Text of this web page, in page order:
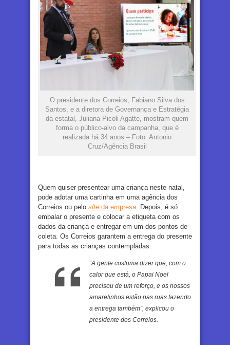
O presidente dos Correios, Fabiano Silva dos
Santos, e a diretora de Governança e Estratégia
da estatal, Juliana Picoli Agatte, mostram quem
forma o público-alvo da campanha, que é
realizada há 34 anos – Foto: Antonio
Cruz/Agência Brasil
Quem quiser presentear uma criança neste natal,
pode adotar uma cartinha em uma agência dos
Correios ou pelo site da empresa . Depois, é só
embalar o presente e colocar a etiqueta com os
dados da criança e entregar em um dos pontos de
coleta. Os Correios garantem a entrega do presente
para todas as crianças contempladas.
“A gente costuma dizer que, com o
calor que está, o Papai Noel
precisou de um reforço, e os nossos
amarelinhos estão nas ruas fazendo
a entrega também”, explicou o
presidente dos Correios.